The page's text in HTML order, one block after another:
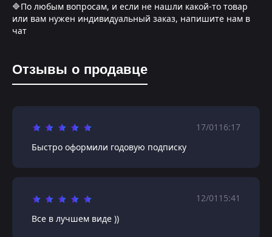
🔷По любым вопросам, и если не нашли какой-то товар
или вам нужен индивидуальный заказ, напишите нам в
чат
Отзывы о продавце
17/01 16:17
Быстро оформили годовую подписку
12/01 15:41
Все в лучшем виде ))